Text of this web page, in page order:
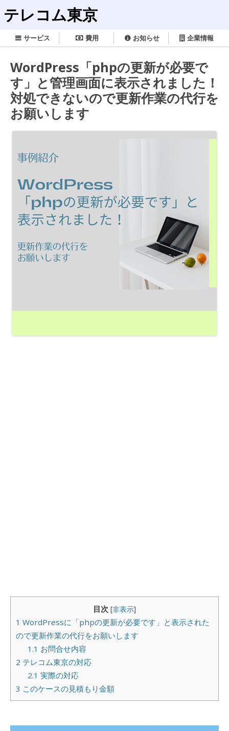
テレコム東京
サービス 費用 お知らせ 企業情報
WordPress「phpの更新が必要で
す」と管理画面に表示されました！
対処できないので更新作業の代行を
お願いします
目次 [非表示]
1 WordPressに「phpの更新が必要です」と表示された
ので更新作業の代行をお願いします
1.1 お問合せ内容
2 テレコム東京の対応
2.1 実際の対応
3 このケースの見積もり金額